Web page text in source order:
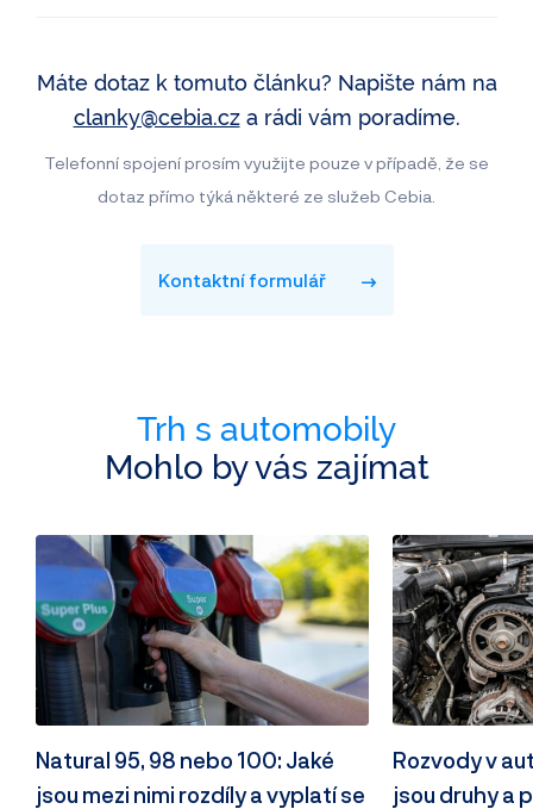
Máte dotaz k tomuto článku? Napište nám na
clanky@cebia.cza rádi vám poradíme.
Telefonní spojení prosím využijte pouze v případě, že se
dotaz přímo týká některé ze služeb Cebia.
Kontaktní formulář
Trh s automobily
Mohlo by vás zajímat
Natural 95, 98 nebo 100: Jaké
jsou mezi nimi rozdíly a vyplatí se
Rozvody v
jsou druhy a